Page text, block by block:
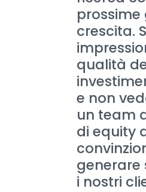
crescita.
qualità
e non
un team
di equity
generare
i nostri